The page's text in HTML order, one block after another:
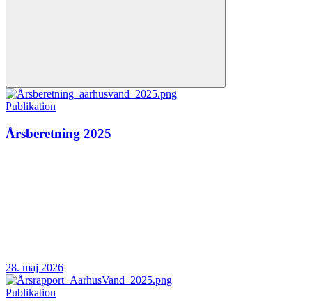
Publikation
Årsberetning 2025
28. maj 2026
Publikation